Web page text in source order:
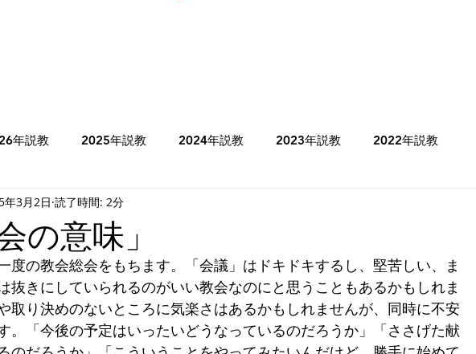
年説教 2025年説教 2024年説教 2023年説教 2022年説教
ラム 2025年牧師のコラム
ヨシュア記 士師記 Ⅰサムエル記 Ⅰ列王記 詩篇 イザヤ書
書 ハバクク書 マタイの福音書 マルコの福音書 ルカの福音書
の意味」
年3月2日 読了時間: 2分
の教会総会をもちます。「会議」はドキドキするし、堅苦しい、ま
抜きにしていられるのがいい教会なのにと思うこともあるかもしれま
取り決めのないところに気楽さはあるかもしれませんが、同時に不安
。「今後の予定はいったいどうなっているのだろうか」「ささげた献